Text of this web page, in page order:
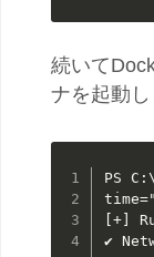
続いて
ナを起動し
PS
[+]
✔